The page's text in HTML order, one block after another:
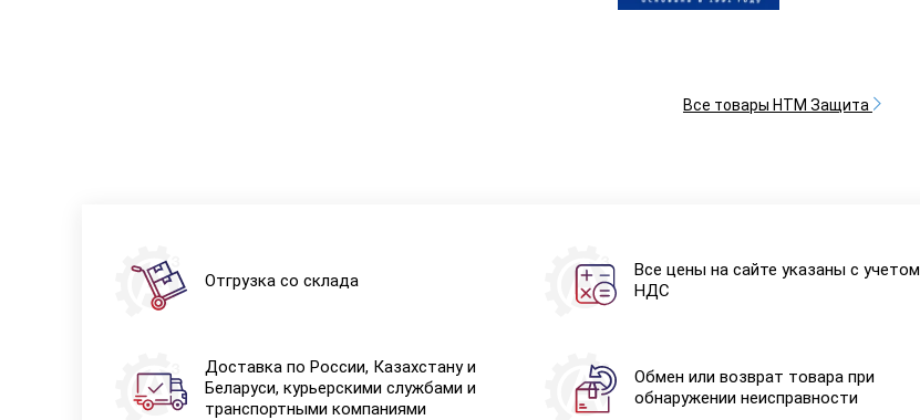
Все товары НТМ Защита
Отгрузка со склада
Все цены на сайте указаны с учетом
НДС
Доставка по России, Казахстану и
Беларуси, курьерскими службами и
транспортными компаниями
Обмен или возврат товара при
обнаружении неисправности